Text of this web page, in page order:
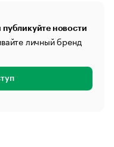
новости
личный бренд